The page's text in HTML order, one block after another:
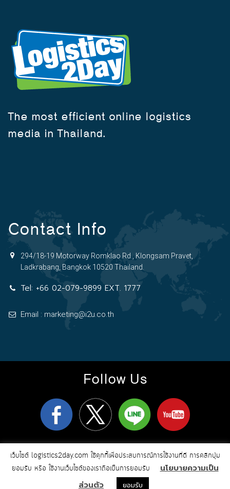
The most efficient online logistics
media in Thailand.
Contact Info
294/18-19 Motorway Romklao Rd., Klongsam Pravet,
Ladkrabang, Bangkok 10520 Thailand.
Tel: +66 02-079-9899 EXT. 1777
Email : marketing@i2u.co.th
Follow Us
Copyright 2026logistics2day.com© All Rights Reserved
Online Marketing & Web Design by i2u
Communication
เว็บไซต์ logistics2day.com ใช้คุกกี้เพื่อประสบการณ์การใช้งานที่ดี การคลิกปุ่ม
ยอมรับ หรือ ใช้งานเว็บไซต์ของเราถือเป็นการยอมรับ
นโยบายความเป็น
ส่วนตัว
ยอมรับ